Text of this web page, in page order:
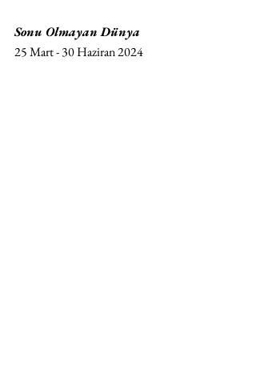
Sonu Olmayan Dünya
25 Mart - 30 Haziran 2024